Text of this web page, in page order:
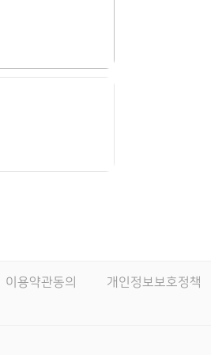
이용약관동의 개인정보보호정책